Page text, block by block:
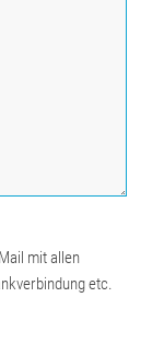
mit allen
etc.